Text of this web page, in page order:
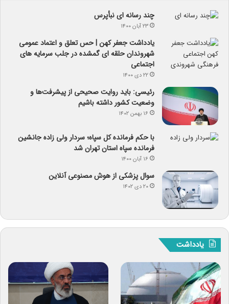
چند رسانه ای نبأپرس
۲۳ آبان ۱۴۰۰
یادداشت جعفر کهن | حس تعلق و اعتماد عمومی
شهروندان حلقه ای گمشده در جلب سرمایه های
اجتماعی
۲۲ دی ۱۴۰۰
رئیسی: باید روایت صحیحی از پیشرفت‌ها و
وضعیت کشور داشته باشیم
۱۶ بهمن ۱۴۰۲
با حکم فرمانده کل سپاه؛ سردار ولی زاده جانشین
فرمانده سپاه استان تهران شد
۱۶ آبان ۱۴۰۰
سوال پزشکی از هوش مصنوعی آنلاین
۲۰ دی ۱۴۰۲
یادداشت